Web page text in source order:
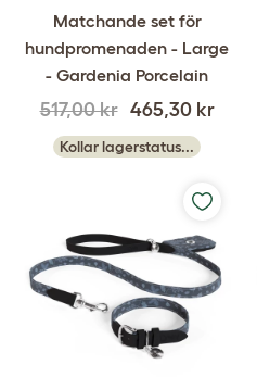
Matchande set för
hundpromenaden - Large
- Gardenia Porcelain
517,00 kr 465,30 kr
Kollar lagerstatus...